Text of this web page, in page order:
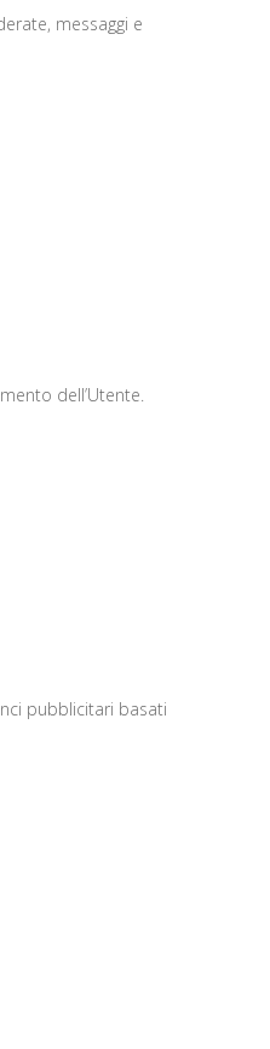
messaggi e
dell’Utente.
pubblicitari basati